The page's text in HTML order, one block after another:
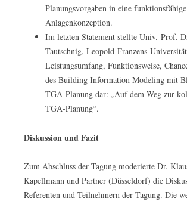
Planungsvorgaben in eine funktionsfähige
Anlagenkonzeption.
Im letzten Statement stellte Univ.-Prof.
Tautschnig, Leopold-Franzens-
Leistungsumfang, Funktionsweise,
des Building Information Modeling mit
TGA-Planung dar: „Auf dem Weg zur
TGA-Planung“.
Diskussion und Fazit
Zum Abschluss der Tagung moderierte Dr.
Kapellmann und Partner (Düsseldorf) die
Referenten und Teilnehmern der Tagung. Die